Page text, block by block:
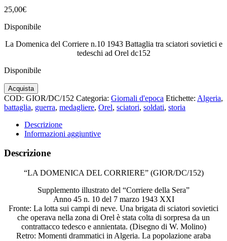
25,00€
Disponibile
La Domenica del Corriere n.10 1943 Battaglia tra sciatori sovietici e
tedeschi ad Orel dc152
Disponibile
La
Domenica
del
Corriere
n.10
1943
tra
sovietici
Orel
dc152
quantità
Acquista
COD: GIOR/DC/152 Categoria: Giornali d'epoca Etichette: Algeria,
battaglia, guerra, medagliere, Orel, sciatori, soldati, storia
Descrizione
Informazioni aggiuntive
Descrizione
“LA DOMENICA DEL CORRIERE” (GIOR/DC/152)
Supplemento illustrato del “Corriere della Sera”
Anno 45 n. 10 del 7 marzo 1943 XXI
Fronte: La lotta sui campi di neve. Una brigata di sciatori sovietici
che operava nella zona di Orel è stata colta di sorpresa da un
contrattacco tedesco e annientata. (Disegno di W. Molino)
Retro: Momenti drammatici in Algeria. La popolazione araba